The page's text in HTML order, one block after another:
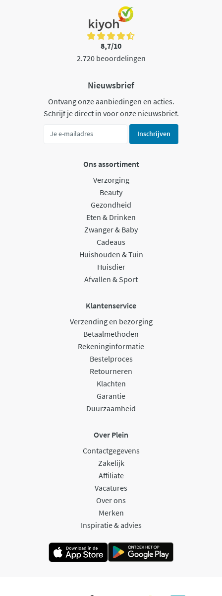
8,7/10
2.720 beoordelingen
Nieuwsbrief
Ontvang onze aanbiedingen en acties.
Schrijf je direct in voor onze nieuwsbrief.
Inschrijven
Ons assortiment
Verzorging
Beauty
Gezondheid
Eten & Drinken
Zwanger & Baby
Cadeaus
Huishouden & Tuin
Huisdier
Afvallen & Sport
Klantenservice
Verzending en bezorging
Betaalmethoden
Rekeninginformatie
Bestelproces
Retourneren
Klachten
Garantie
Duurzaamheid
Over Plein
Contactgegevens
Zakelijk
Affiliate
Vacatures
Over ons
Merken
Inspiratie & advies